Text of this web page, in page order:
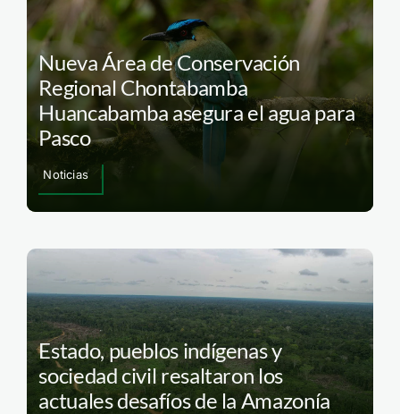
Nueva Área de Conservación
Regional Chontabamba
Huancabamba asegura el agua para
Pasco
Noticias
Estado, pueblos indígenas y
sociedad civil resaltaron los
actuales desafíos de la Amazonía